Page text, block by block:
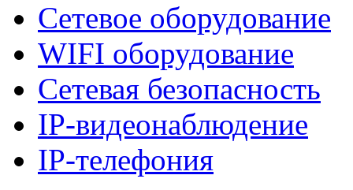
Сетевое оборудование
WIFI оборудование
Сетевая безопасность
IP-видеонаблюдение
IP-телефония